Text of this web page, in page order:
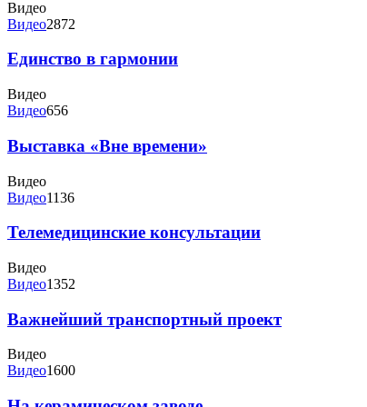
Видео
Видео2872
Единство в гармонии
Видео
Видео656
Выставка «Вне времени»
Видео
Видео1136
Телемедицинские консультации
Видео
Видео1352
Важнейший транспортный проект
Видео
Видео1600